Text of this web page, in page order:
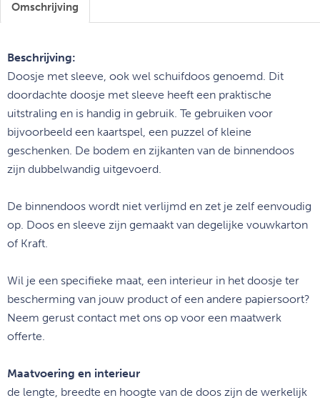
Omschrijving
Beschrijving:
Doosje met sleeve, ook wel schuifdoos genoemd. Dit
doordachte doosje met sleeve heeft een praktische
uitstraling en is handig in gebruik. Te gebruiken voor
bijvoorbeeld een kaartspel, een puzzel of kleine
geschenken. De bodem en zijkanten van de binnendoos
zijn dubbelwandig uitgevoerd.
De binnendoos wordt niet verlijmd en zet je zelf eenvoudig
op. Doos en sleeve zijn gemaakt van degelijke vouwkarton
of Kraft.
Wil je een specifieke maat, een interieur in het doosje ter
bescherming van jouw product of een andere papiersoort?
Neem gerust contact met ons op voor een maatwerk
offerte.
Maatvoering en interieur
de lengte, breedte en hoogte van de doos zijn de werkelijk